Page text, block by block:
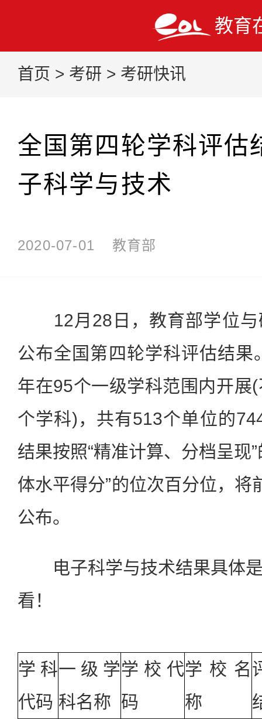
教育
首页 > 考研 > 考研快讯
全国第四轮学科评估
子科学与技术
2020-07-01 教育部
12月28日，教育部学位与
公布全国第四轮学科评估结果
年在95个一级学科范围内开展
个学科)，共有513个单位的
结果按照“精准计算、分档呈现
体水平得分”的位次百分位，将
公布。
电子科学与技术结果具体是
看！
学科
代码
一级学
科名称
学校代
码
学校名
称